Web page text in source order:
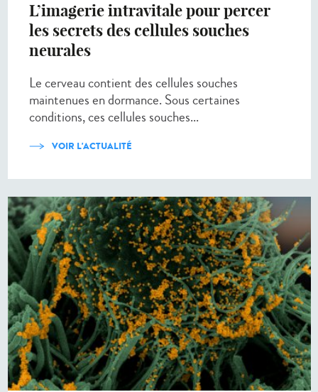
L’imagerie intravitale pour percer
les secrets des cellules souches
neurales
Le cerveau contient des cellules souches
maintenues en dormance. Sous certaines
conditions, ces cellules souches...
VOIR L'ACTUALITÉ